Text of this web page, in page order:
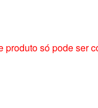
só pode ser